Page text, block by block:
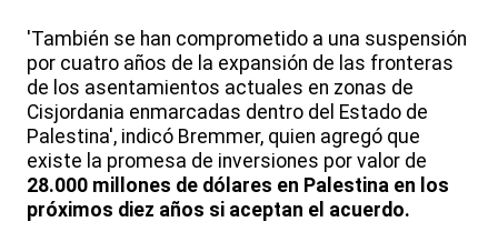
'También se han comprometido a una suspensión
por cuatro años de la expansión de las fronteras
de los asentamientos actuales en zonas de
Cisjordania enmarcadas dentro del Estado de
Palestina', indicó Bremmer, quien agregó que
existe la promesa de inversiones por valor de
28.000 millones de dólares en Palestina en los
próximos diez años si aceptan el acuerdo.